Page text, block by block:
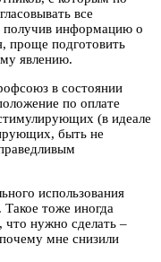
все
получив информацию о
проще подготовить
явлению.
в состоянии
по оплате
(в идеале
быть не
использования
тоже иногда
что нужно сделать –
мне снизили